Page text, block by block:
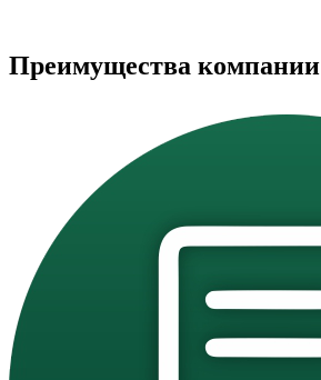
Преимущества компании